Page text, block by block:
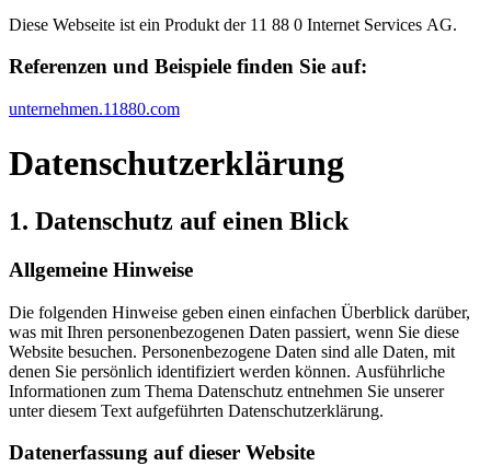
Diese Webseite ist ein Produkt der 11 88 0 Internet Services AG.
Referenzen und Beispiele finden Sie auf:​
unternehmen.11880.com
Datenschutz­erklärung
1. Datenschutz auf einen Blick
Allgemeine Hinweise
Die folgenden Hinweise geben einen einfachen Überblick darüber,
was mit Ihren personenbezogenen Daten passiert, wenn Sie diese
Website besuchen. Personenbezogene Daten sind alle Daten, mit
denen Sie persönlich identifiziert werden können. Ausführliche
Informationen zum Thema Datenschutz entnehmen Sie unserer
unter diesem Text aufgeführten Datenschutzerklärung.
Datenerfassung auf dieser Website